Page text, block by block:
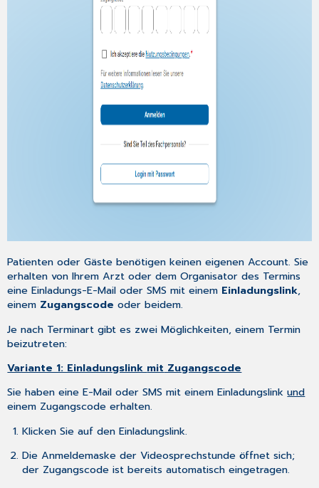
Patienten oder Gäste benötigen keinen eigenen Account. Sie
erhalten von Ihrem Arzt oder dem Organisator des Termins
eine Einladungs-E-Mail oder SMS mit einem Einladungslink,
einem Zugangscode oder beidem.
Je nach Terminart gibt es zwei Möglichkeiten, einem Termin
beizutreten:
Variante 1: Einladungslink mit Zugangscode
Sie haben eine E-Mail oder SMS mit einem Einladungslinkund
einem Zugangscode erhalten.
Klicken Sie auf den Einladungslink.
Die Anmeldemaske der Videosprechstunde öffnet sich;
der Zugangscode ist bereits automatisch eingetragen.